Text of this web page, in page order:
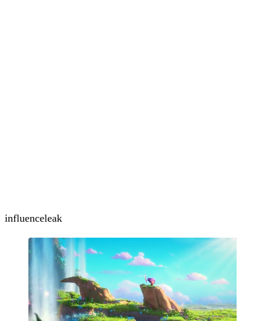
influenceleak